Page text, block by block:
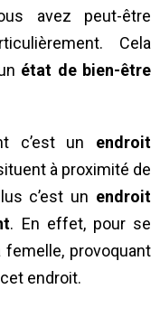
avez peut-être
Cela
état de bien-être
c’est un endroit
à proximité de
c’est un endroit
. En effet, pour se
femelle, provoquant
endroit.